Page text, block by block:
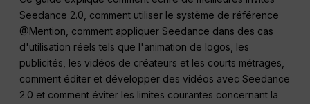
Seedance 2.0, comment utiliser le système de référence
@Mention, comment appliquer Seedance dans des cas
d'utilisation réels tels que l'animation de logos, les
publicités, les vidéos de créateurs et les courts métrages,
comment éditer et développer des vidéos avec Seedance
2.0 et comment éviter les limites courantes concernant la